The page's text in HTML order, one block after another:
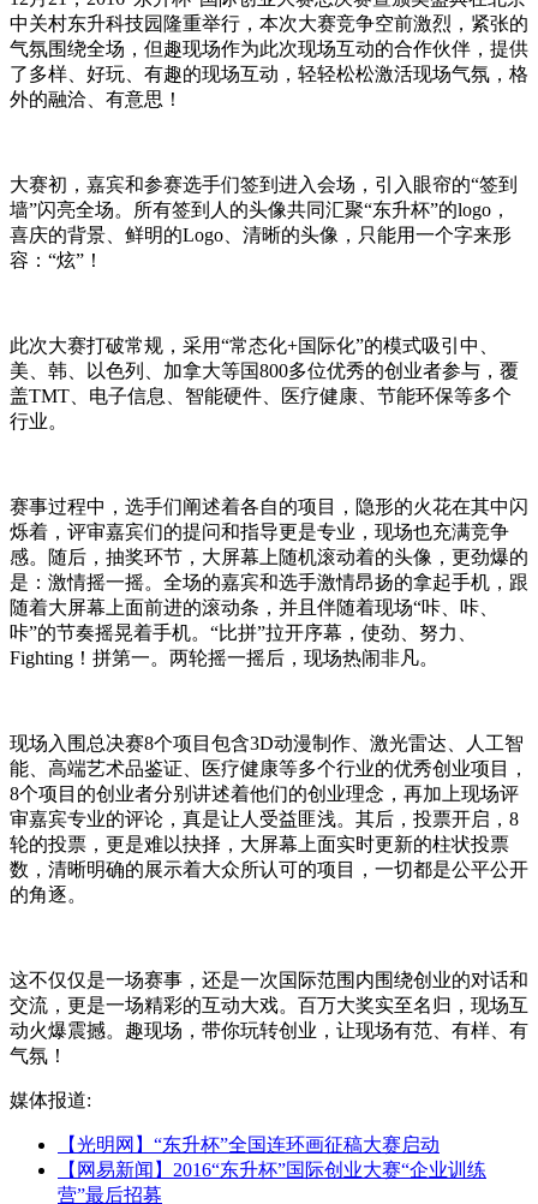
中关村东升科技园隆重举行，本次大赛竞争空前激烈，紧张的
气氛围绕全场，但趣现场作为此次现场互动的合作伙伴，提供
了多样、好玩、有趣的现场互动，轻轻松松激活现场气氛，格
外的融洽、有意思！
大赛初，嘉宾和参赛选手们签到进入会场，引入眼帘的“签到
墙”闪亮全场。所有签到人的头像共同汇聚“东升杯”的logo，
喜庆的背景、鲜明的Logo、清晰的头像，只能用一个字来形
容：“炫”！
此次大赛打破常规，采用“常态化+国际化”的模式吸引中、
美、韩、以色列、加拿大等国800多位优秀的创业者参与，覆
盖TMT、电子信息、智能硬件、医疗健康、节能环保等多个
行业。
赛事过程中，选手们阐述着各自的项目，隐形的火花在其中闪
烁着，评审嘉宾们的提问和指导更是专业，现场也充满竞争
感。随后，抽奖环节，大屏幕上随机滚动着的头像，更劲爆的
是：激情摇一摇。全场的嘉宾和选手激情昂扬的拿起手机，跟
随着大屏幕上面前进的滚动条，并且伴随着现场“咔、咔、
咔”的节奏摇晃着手机。“比拼”拉开序幕，使劲、努力、
Fighting！拼第一。两轮摇一摇后，现场热闹非凡。
现场入围总决赛8个项目包含3D动漫制作、激光雷达、人工智
能、高端艺术品鉴证、医疗健康等多个行业的优秀创业项目，
8个项目的创业者分别讲述着他们的创业理念，再加上现场评
审嘉宾专业的评论，真是让人受益匪浅。其后，投票开启，8
轮的投票，更是难以抉择，大屏幕上面实时更新的柱状投票
数，清晰明确的展示着大众所认可的项目，一切都是公平公开
的角逐。
这不仅仅是一场赛事，还是一次国际范围内围绕创业的对话和
交流，更是一场精彩的互动大戏。百万大奖实至名归，现场互
动火爆震撼。趣现场，带你玩转创业，让现场有范、有样、有
气氛！
媒体报道:
【光明网】“东升杯”全国连环画征稿大赛启动
【网易新闻】2016“东升杯”国际创业大赛“企业训练
营”最后招募